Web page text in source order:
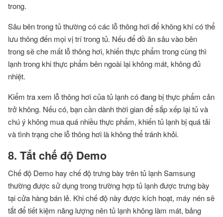
trong.
Sâu bên trong tủ thường có các lỗ thông hơi để không khí có thể
lưu thông đến mọi vị trí trong tủ. Nếu để đồ ăn sâu vào bên
trong sẽ che mất lỗ thông hơi, khiến thực phẩm trong cùng thì
lạnh trong khi thực phẩm bên ngoài lại không mát, không đủ
nhiệt.
Kiểm tra xem lỗ thông hơi của tủ lạnh có đang bị thực phẩm cản
trở không. Nếu có, bạn cần dành thời gian để sắp xếp lại tủ và
chú ý không mua quá nhiều thực phẩm, khiến tủ lạnh bị quá tải
và tình trạng che lỗ thông hơi là không thể tránh khỏi.
8. Tắt chế độ Demo
Chế độ Demo hay chế độ trưng bày trên tủ lạnh Samsung
thường được sử dụng trong trường hợp tủ lạnh được trưng bày
tại cửa hàng bán lẻ. Khi chế độ này được kích hoạt, máy nén sẽ
tắt để tiết kiệm năng lượng nên tủ lạnh không làm mát, bảng